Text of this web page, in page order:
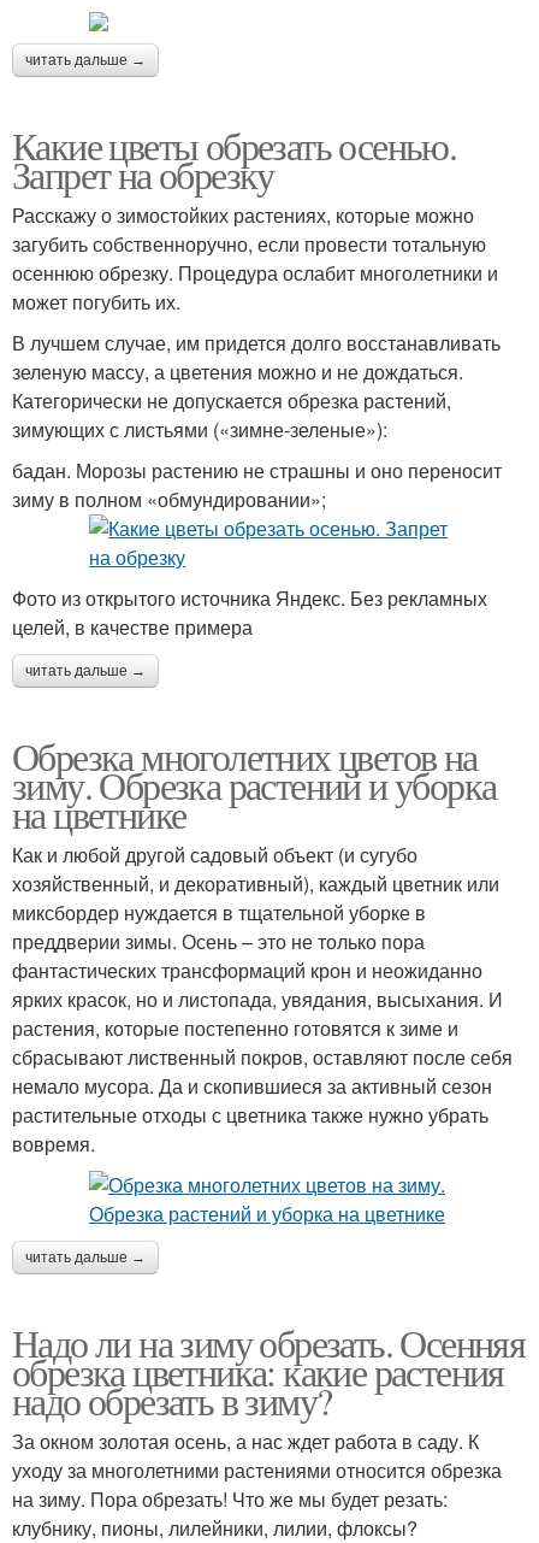
читать дальше →
Какие цветы обрезать осенью.
Запрет на обрезку
Расскажу о зимостойких растениях, которые можно
загубить собственноручно, если провести тотальную
осеннюю обрезку. Процедура ослабит многолетники и
может погубить их.
В лучшем случае, им придется долго восстанавливать
зеленую массу, а цветения можно и не дождаться.
Категорически не допускается обрезка растений,
зимующих с листьями («зимне-зеленые»):
бадан. Морозы растению не страшны и оно переносит
зиму в полном «обмундировании»;
Фото из открытого источника Яндекс. Без рекламных
целей, в качестве примера
читать дальше →
Обрезка многолетних цветов на
зиму. Обрезка растений и уборка
на цветнике
Как и любой другой садовый объект (и сугубо
хозяйственный, и декоративный), каждый цветник или
миксбордер нуждается в тщательной уборке в
преддверии зимы. Осень – это не только пора
фантастических трансформаций крон и неожиданно
ярких красок, но и листопада, увядания, высыхания. И
растения, которые постепенно готовятся к зиме и
сбрасывают лиственный покров, оставляют после себя
немало мусора. Да и скопившиеся за активный сезон
растительные отходы с цветника также нужно убрать
вовремя.
читать дальше →
Надо ли на зиму обрезать. Осенняя
обрезка цветника: какие растения
надо обрезать в зиму?
За окном золотая осень, а нас ждет работа в саду. К
уходу за многолетними растениями относится обрезка
на зиму. Пора обрезать! Что же мы будет резать:
клубнику, пионы, лилейники, лилии, флоксы?